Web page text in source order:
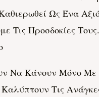
Ως Ένα
Προσδοκίες
Να Κάνουν Μόνο
Τις